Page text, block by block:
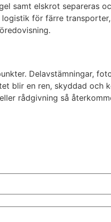
samt elskrot separeras
för färre
Delavstämningar,
blir en ren, skyddad och
rådgivning så